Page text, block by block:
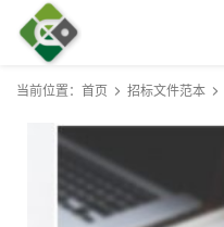
当前位置： 首页 招标文件范本